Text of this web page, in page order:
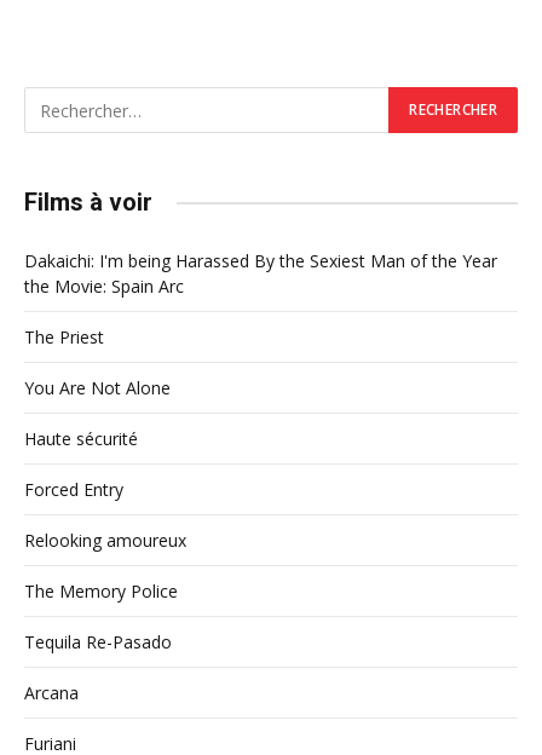
Films à voir
Dakaichi: I'm being Harassed By the Sexiest Man of the Year
the Movie: Spain Arc
The Priest
You Are Not Alone
Haute sécurité
Forced Entry
Relooking amoureux
The Memory Police
Tequila Re-Pasado
Arcana
Furiani